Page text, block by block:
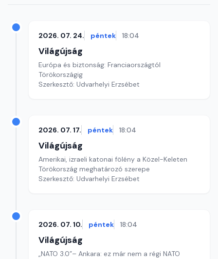
2026. 07. 24. péntek 18:04
Világújság
Európa és biztonság: Franciaországtól
Törökországig
Szerkesztő: Udvarhelyi Erzsébet
2026. 07. 17. péntek 18:04
Világújság
Amerikai, izraeli katonai fölény a Közel-Keleten
Törökország meghatározó szerepe
Szerkesztő: Udvarhelyi Erzsébet
2026. 07. 10. péntek 18:04
Világújság
„NATO 3.0”– Ankara: ez már nem a régi NATO